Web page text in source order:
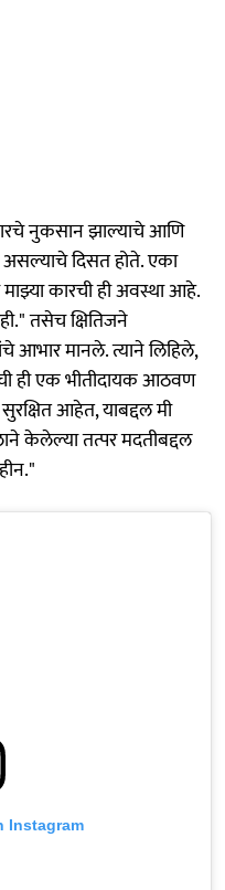
नुकसान झाल्याचे आणि
दिसत होते. एका
कारची ही अवस्था आहे.
तसेच क्षितिजने
आभार मानले. त्याने लिहिले,
ही एक भीतीदायक आठवण
आहेत, याबद्दल मी
केलेल्या तत्पर मदतीबद्दल
Instagram